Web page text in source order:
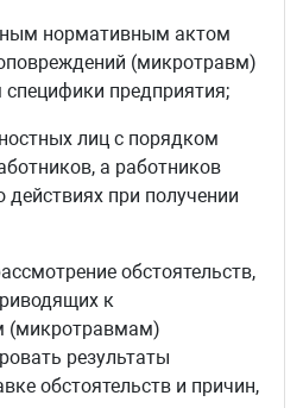
нормативным актом
(микротравм)
специфики предприятия;
лиц с порядком
а работников
при получении
обстоятельств,
к
(микротравмам)
результаты
обстоятельств и причин,